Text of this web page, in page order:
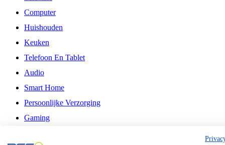
Computer
Huishouden
Keuken
Telefoon En Tablet
Audio
Smart Home
Persoonlijke Verzorging
Gaming